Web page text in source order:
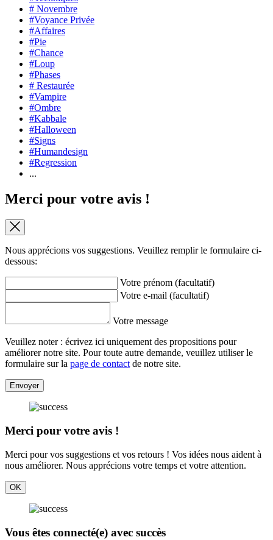
# Novembre
#Voyance Privée
#Affaires
#Pie
#Chance
#Loup
#Phases
# Restaurée
#Vampire
#Ombre
#Kabbale
#Halloween
#Signs
#Humandesign
#Regression
...
Merci pour votre avis !
Nous apprécions vos suggestions. Veuillez remplir le formulaire ci-
dessous:
Votre prénom (facultatif)
Votre e-mail (facultatif)
Votre message
Veuillez noter : écrivez ici uniquement des propositions pour
améliorer notre site. Pour toute autre demande, veuillez utiliser le
formulaire sur la page de contact de notre site.
Envoyer
Merci pour votre avis !
Merci pour vos suggestions et vos retours ! Vos idées nous aident à
nous améliorer. Nous apprécions votre temps et votre attention.
OK
Vous êtes connecté(e) avec succès